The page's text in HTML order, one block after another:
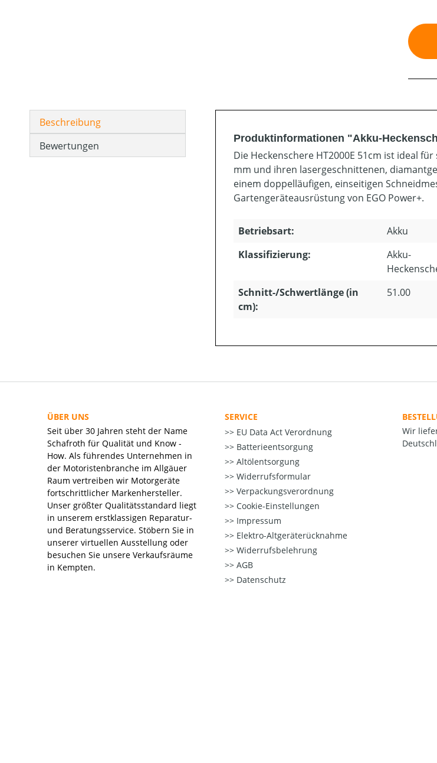
Beschreibung
Bewertungen
Produktinformationen "Akku-
Die Heckenschere HT2000E 51cm ist ideal
mm und ihren lasergeschnittenen,
einem doppelläufigen, einseitigen
Gartengeräteausrüstung von EGO Power+.
Betriebsart:
Akku
Klassifizierung:
Akku-
Schnitt-/Schwertlänge (in
cm):
51.00
ÜBER UNS
Seit über 30 Jahren steht der Name
Schafroth für Qualität und Know -
How. Als führendes Unternehmen in
der Motoristenbranche im Allgäuer
Raum vertreiben wir Motorgeräte
fortschrittlicher Markenhersteller.
Unser größter Qualitätsstandard liegt
in unserem erstklassigen Reparatur-
und Beratungsservice. Stöbern Sie in
unserer virtuellen Ausstellung oder
besuchen Sie unsere Verkaufsräume
in Kempten.
SERVICE
EU Data Act Verordnung
Batterieentsorgung
Altölentsorgung
Widerrufsformular
Verpackungsverordnung
Cookie-Einstellungen
Impressum
Elektro-Altgeräterücknahme
Widerrufsbelehrung
AGB
Datenschutz
Wir